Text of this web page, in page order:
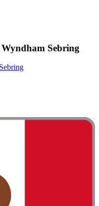
Sebring